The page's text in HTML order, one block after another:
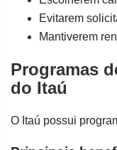
Evitarem
Mantiverem
Programas
do Itaú
O Itaú possui